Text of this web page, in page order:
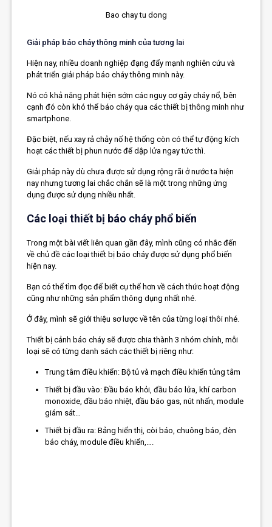
Bao chay tu dong
Giải pháp báo cháy thông minh của tương lai
Hiện nay, nhiều doanh nghiệp đạng đẩy mạnh nghiên cứu và
phát triển giải pháp báo cháy thông minh này.
Nó có khả năng phát hiện sớm các nguy cơ gây cháy nổ, bên
cạnh đó còn khó thể báo cháy qua các thiết bị thông minh như
smartphone.
Đặc biệt, nếu xay rả chảy nố hệ thống còn có thể tự động kích
hoạt các thiết bị phun nước để dập lửa ngay tức thì.
Giải pháp này dù chưa được sử dụng rộng rãi ở nước ta hiện
nay nhưng tương lai chắc chắn sẽ là một trong những ứng
dụng được sử dụng nhiều nhất.
Các loại thiết bị báo cháy phổ biến
Trong một bài viết liên quan gần đây, mình cũng có nhắc đến
về chủ đề các loại thiết bị báo cháy được sử dụng phổ biến
hiện nay.
Bạn có thể tìm đọc để biết cụ thể hơn về cách thức hoạt động
cũng như những sản phẩm thông dụng nhất nhé.
Ở đây, mình sẽ giới thiệu sơ lược về tên của từng loại thôi nhé.
Thiết bị cảnh báo cháy sẽ được chia thành 3 nhóm chính, mỗi
loại sẽ có từng danh sách các thiết bị riêng như:
Trung tâm điều khiển: Bộ tủ và mạch điều khiển tủng tâm
Thiết bị đầu vào: Đầu báo khỏi, đầu báo lửa, khí carbon
monoxide, đầu báo nhiệt, đầu báo gas, nút nhấn, module
giám sát…
Thiết bị đầu ra: Bảng hiển thị, còi báo, chuông báo, đèn
báo cháy, module điều khiển,….